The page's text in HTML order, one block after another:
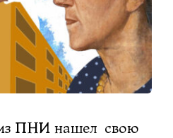
из ПНИ нашел свою